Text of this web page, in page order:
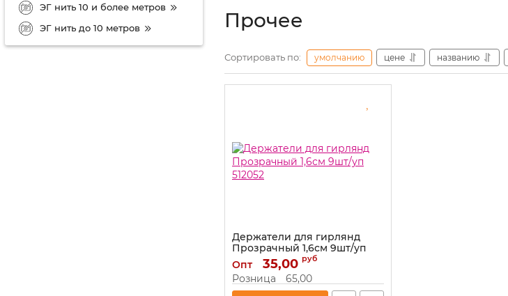
ЭГ нить 10 и более метров
ЭГ нить до 10 метров
Прочее
Сортировать по: умолчанию цене названию
Держатели для гирлянд
Прозрачный 1,6см 9шт/уп
512052
Артикул: 512052
Опт 35,00 руб
Розница 65,00